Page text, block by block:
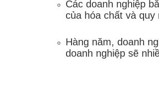
Các doanh nghiệp
của hóa chất và quy
Hàng năm, doanh
doanh nghiệp sẽ